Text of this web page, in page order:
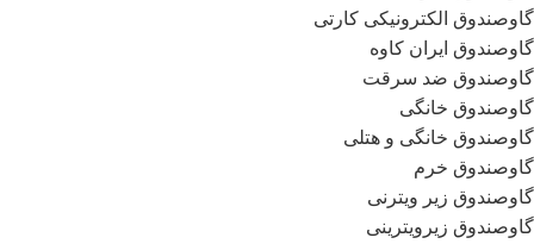
گاوصندوق الکترونیکی کارتی
گاوصندوق ایران کاوه
گاوصندوق ضد سرقت
گاوصندوق خانگی
گاوصندوق خانگی و هتلی
گاوصندوق خرم
گاوصندوق زیر ویترنی
گاوصندوق زیرویترینی